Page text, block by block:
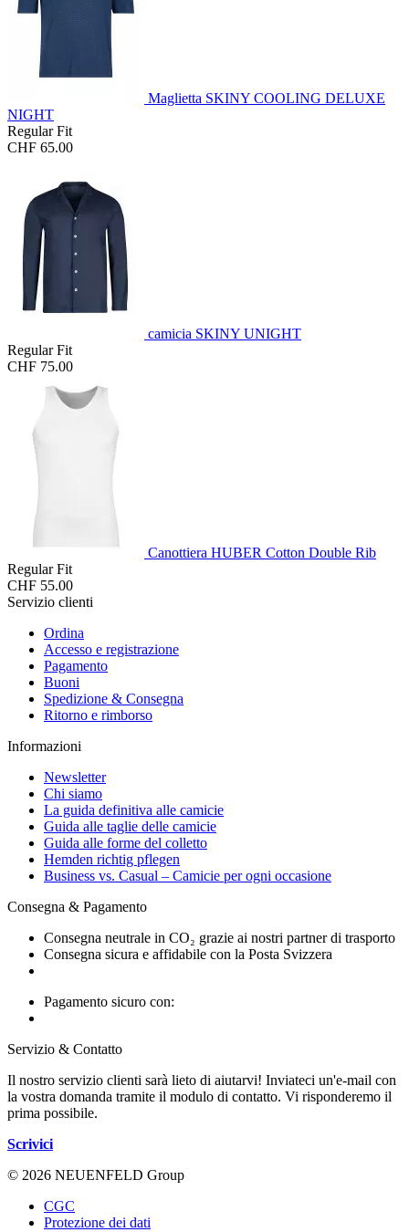
Maglietta SKINY COOLING DELUXE
NIGHT
Regular Fit
CHF 65.00
camicia SKINY UNIGHT
Regular Fit
CHF 75.00
Canottiera HUBER Cotton Double Rib
Regular Fit
CHF 55.00
Servizio clienti
Ordina
Accesso e registrazione
Pagamento
Buoni
Spedizione & Consegna
Ritorno e rimborso
Informazioni
Newsletter
Chi siamo
La guida definitiva alle camicie
Guida alle taglie delle camicie
Guida alle forme del colletto
Hemden richtig pflegen
Business vs. Casual – Camicie per ogni occasione
Consegna & Pagamento
Consegna neutrale in CO₂ grazie ai nostri partner di trasporto
Consegna sicura e affidabile con la Posta Svizzera
Pagamento sicuro con:
Servizio & Contatto
Il nostro servizio clienti sarà lieto di aiutarvi! Inviateci un'e-mail con
la vostra domanda tramite il modulo di contatto. Vi risponderemo il
prima possibile.
Scrivici
© 2026 NEUENFELD Group
CGC
Protezione dei dati